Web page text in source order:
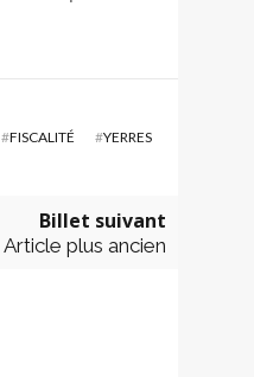
#FISCALITÉ #YERRES
Billet suivant
Article plus ancien